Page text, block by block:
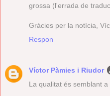
grossa (l'errada de
Gràcies per la notícia,
Respon
Víctor Pàmies i Riudor
La qualitat és semblant